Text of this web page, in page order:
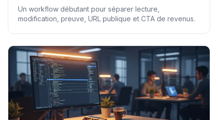
Un workflow débutant pour séparer lecture,
modification, preuve, URL publique et CTA de revenus.